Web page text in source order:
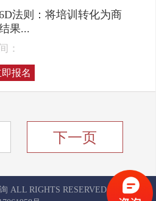
6D法则：将培训转化为商
果...
：
即报名
下一页
ALL RIGHTS RESERVED
京ICP备